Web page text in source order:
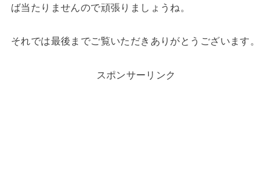
ば当たりませんので頑張りましょうね。
それでは最後までご覧いただきありがとうございます。
スポンサーリンク